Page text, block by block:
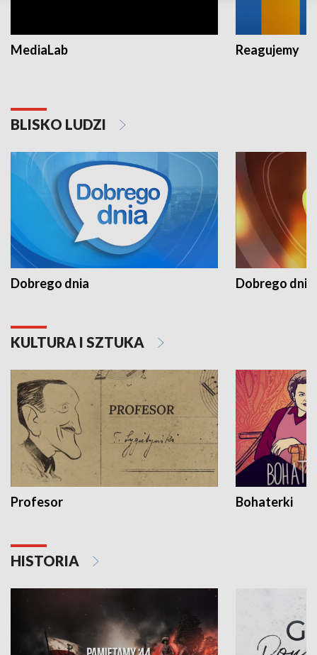
MediaLab Reagujemy
BLISKO LUDZI
Dobrego dnia Dobrego dnia
KULTURA I SZTUKA
Profesor Bohaterki
HISTORIA